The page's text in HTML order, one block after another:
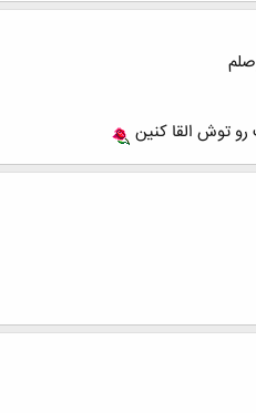
رو توش القا کنین